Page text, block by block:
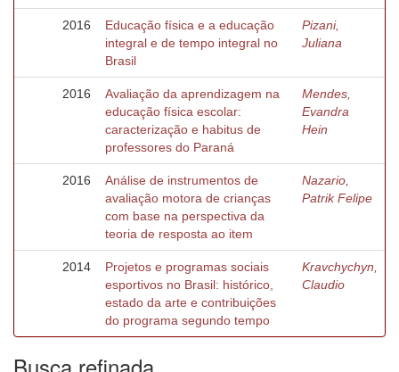
2016
Educação física e a educação
integral e de tempo integral no
Brasil
Pizani,
Juliana
2016
Avaliação da aprendizagem na
educação física escolar:
caracterização e habitus de
professores do Paraná
Mendes,
Evandra
Hein
2016
Análise de instrumentos de
avaliação motora de crianças
com base na perspectiva da
teoria de resposta ao item
Nazario,
Patrik Felipe
2014
Projetos e programas sociais
esportivos no Brasil: histórico,
estado da arte e contribuições
do programa segundo tempo
Kravchychyn,
Claudio